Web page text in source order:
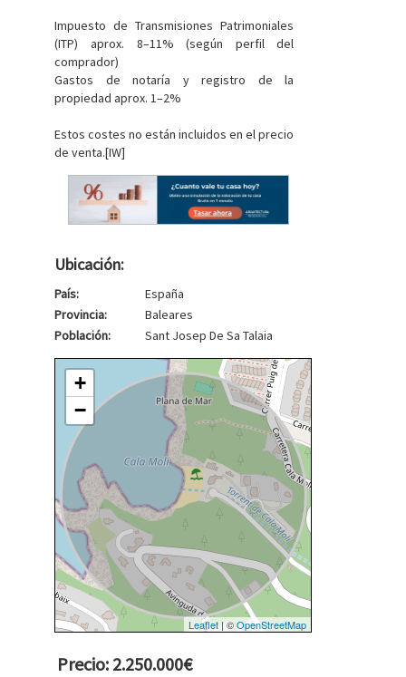
Impuesto de Transmisiones Patrimoniales
(ITP) aprox. 8–11% (según perfil del
comprador)
Gastos de notaría y registro de la
propiedad aprox. 1–2%
Estos costes no están incluidos en el precio
de venta.[IW]
Ubicación:
País:
España
Provincia:
Baleares
Población:
Sant Josep De Sa Talaia
+
−
Leaflet | ©OpenStreetMap
Precio: 2.250.000€